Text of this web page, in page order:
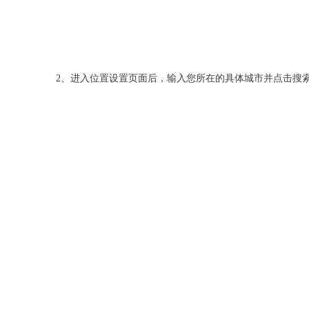
2、进入位置设置页面后，输入您所在的具体城市并点击搜